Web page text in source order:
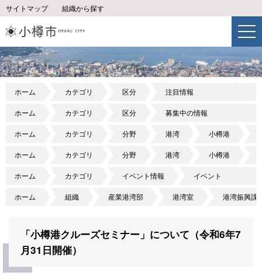
サイトマップ 組織から探す
ホーム カテゴリ 区分 注目情報
ホーム カテゴリ 区分 募集中の情報
ホーム カテゴリ 分野 港湾 小樽港
ホーム カテゴリ 分野 港湾 小樽港
ホーム カテゴリ イベント情報 イベント
ホーム 組織 産業港湾部 港湾室 港湾振興課
「小樽港クルーズセミナー」について（令和6年7
月31日開催）